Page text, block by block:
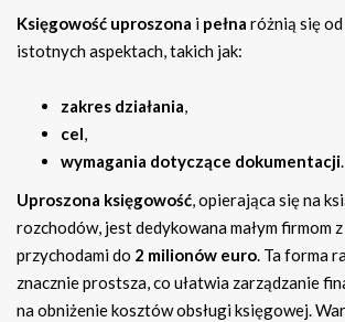
Księgowość uproszona i pełna różnią się
istotnych aspektach, takich jak:
zakres działania,
cel,
wymagania dotyczące dokumentacji.
Uproszona księgowość, opierająca się na
rozchodów, jest dedykowana małym firmom
przychodami do 2 milionów euro. Ta forma
znacznie prostsza, co ułatwia zarządzanie
na obniżenie kosztów obsługi księgowej.